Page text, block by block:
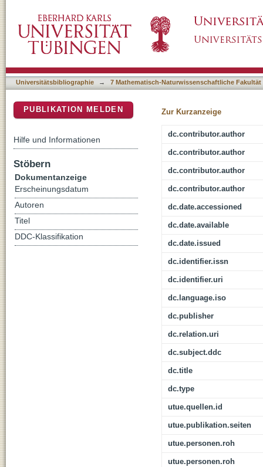
Universitätsbibliographie → 7 Mathematisch-Naturwissenschaftliche Fakultät
Zur Kurzanzeige
dc.contributor.author
dc.contributor.author
dc.contributor.author
dc.contributor.author
dc.date.accessioned
dc.date.available
dc.date.issued
dc.identifier.issn
dc.identifier.uri
dc.language.iso
dc.publisher
dc.relation.uri
dc.subject.ddc
dc.title
dc.type
utue.quellen.id
utue.publikation.seiten
utue.personen.roh
utue.personen.roh
PUBLIKATION MELDEN
Hilfe und Informationen
Stöbern
Dokumentanzeige
Erscheinungsdatum
Autoren
Titel
DDC-Klassifikation